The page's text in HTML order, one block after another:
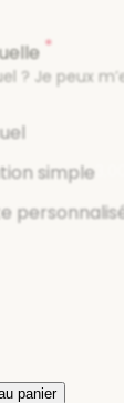
*
? Je peux
simple
panier